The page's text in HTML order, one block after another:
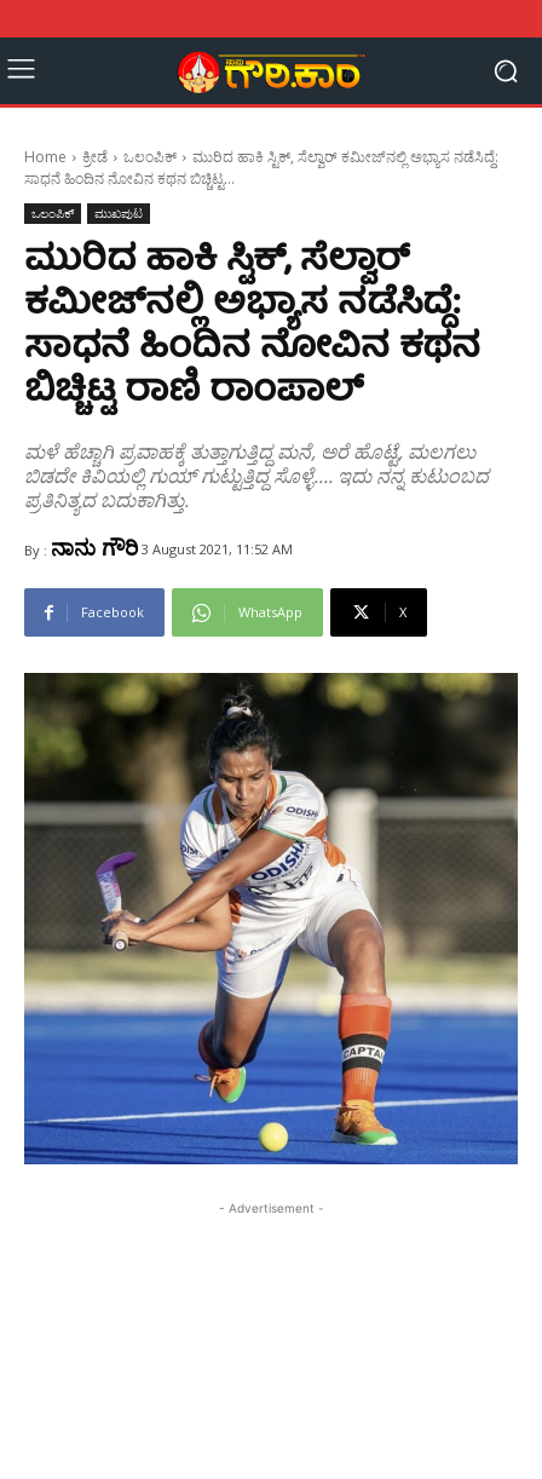
Home ಕ್ರೀಡೆ ಒಲಂಪಿಕ್
ಮುರಿದ ಹಾಕಿ ಸ್ಟಿಕ್, ಸೆಲ್ವಾರ್ ಕಮೀಜ್‌ನಲ್ಲಿ ಅಭ್ಯಾಸ ನಡೆಸಿದ್ದೆ:
ಸಾಧನೆ ಹಿಂದಿನ ನೋವಿನ ಕಥನ ಬಿಚ್ಚಿಟ್ಟ...
ಒಲಂಪಿಕ್ ಮುಖಪುಟ
ಮುರಿದ ಹಾಕಿ ಸ್ಟಿಕ್, ಸೆಲ್ವಾರ್
ಕಮೀಜ್‌ನಲ್ಲಿ ಅಭ್ಯಾಸ ನಡೆಸಿದ್ದೆ:
ಸಾಧನೆ ಹಿಂದಿನ ನೋವಿನ ಕಥನ
ಬಿಚ್ಚಿಟ್ಟ ರಾಣಿ ರಾಂಪಾಲ್
ಮಳೆ ಹೆಚ್ಚಾಗಿ ಪ್ರವಾಹಕ್ಕೆ ತುತ್ತಾಗುತ್ತಿದ್ದ ಮನೆ, ಅರೆ ಹೊಟ್ಟೆ, ಮಲಗಲು
ಬಿಡದೇ ಕಿವಿಯಲ್ಲಿ ಗುಯ್‌ ಗುಟ್ಟುತ್ತಿದ್ದ ಸೊಳ್ಳೆ.... ಇದು ನನ್ನ ಕುಟುಂಬದ
ಪ್ರತಿನಿತ್ಯದ ಬದುಕಾಗಿತ್ತು.
By : ನಾನು ಗೌರಿ 3 August 2021, 11:52 AM
Facebook WhatsApp X
- Advertisement -